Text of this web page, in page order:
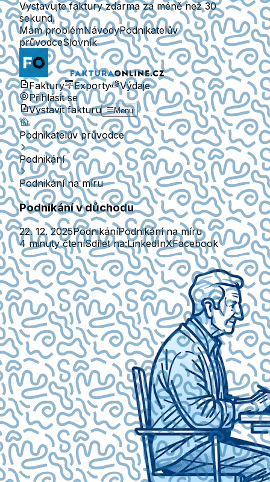
Vystavujte faktury zdarma za méně než 30
sekund.
Mám problémNávodyPodnikatelův
průvodceSlovník
Faktury Exporty
Výdaje
Přihlásit se
Vystavit fakturu
Menu
Podnikatelův průvodce
Podnikání
Podnikání na míru
Podnikání v důchodu
22. 12. 2025PodnikáníPodnikání na míru
4 minuty čteníSdílet na:LinkedInXFacebook